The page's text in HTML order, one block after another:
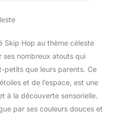
texture, sons,
clochette,
Enfin, et surtout,
inclu est ultra
Arche
Bébé - Notre tapis
pour bébé a été
Skip Hop au thème céleste
ses nombreux atouts qui
petits que leurs parents. Ce
et de l’espace, est une
à la découverte sensorielle.
par ses couleurs douces et